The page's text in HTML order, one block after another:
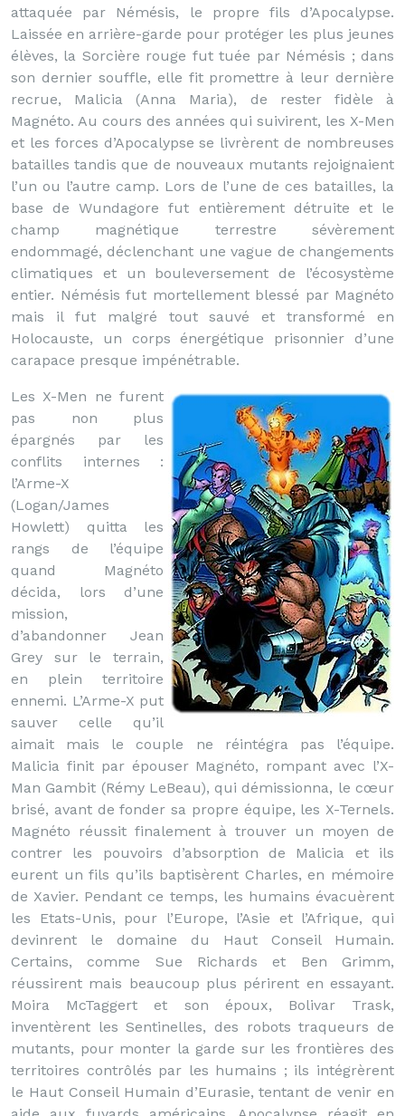
attaquée par Némésis, le propre fils d’Apocalypse.
Laissée en arrière-garde pour protéger les plus jeunes
élèves, la Sorcière rouge fut tuée par Némésis ; dans
son dernier souffle, elle fit promettre à leur dernière
recrue, Malicia (Anna Maria), de rester fidèle à
Magnéto. Au cours des années qui suivirent, les X-Men
et les forces d’Apocalypse se livrèrent de nombreuses
batailles tandis que de nouveaux mutants rejoignaient
l’un ou l’autre camp. Lors de l’une de ces batailles, la
base de Wundagore fut entièrement détruite et le
champ magnétique terrestre sévèrement
endommagé, déclenchant une vague de changements
climatiques et un bouleversement de l’écosystème
entier. Némésis fut mortellement blessé par Magnéto
mais il fut malgré tout sauvé et transformé en
Holocauste, un corps énergétique prisonnier d’une
carapace presque impénétrable.
Les X-Men ne furent
pas non plus
épargnés par les
conflits internes :
l’Arme-X
(Logan/James
Howlett) quitta les
rangs de l’équipe
quand Magnéto
décida, lors d’une
mission,
d’abandonner Jean
Grey sur le terrain,
en plein territoire
ennemi. L’Arme-X put
sauver celle qu’il
aimait mais le couple ne réintégra pas l’équipe.
Malicia finit par épouser Magnéto, rompant avec l’X-
Man Gambit (Rémy LeBeau), qui démissionna, le cœur
brisé, avant de fonder sa propre équipe, les X-Ternels.
Magnéto réussit finalement à trouver un moyen de
contrer les pouvoirs d’absorption de Malicia et ils
eurent un fils qu’ils baptisèrent Charles, en mémoire
de Xavier. Pendant ce temps, les humains évacuèrent
les Etats-Unis, pour l’Europe, l’Asie et l’Afrique, qui
devinrent le domaine du Haut Conseil Humain.
Certains, comme Sue Richards et Ben Grimm,
réussirent mais beaucoup plus périrent en essayant.
Moira McTaggert et son époux, Bolivar Trask,
inventèrent les Sentinelles, des robots traqueurs de
mutants, pour monter la garde sur les frontières des
territoires contrôlés par les humains ; ils intégrèrent
le Haut Conseil Humain d’Eurasie, tentant de venir en